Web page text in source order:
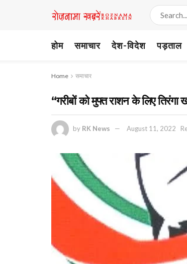
होम समाचार देश-विदेश पड़ताल
Home समाचार
“गरीबों को मुफ्त राशन के लिए
by RK News August 11, 2022